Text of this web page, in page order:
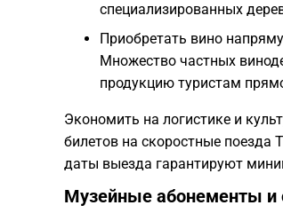
специализированных
Приобретать вино
Множество частных
продукцию туристам
Экономить на логистике и
билетов на скоростные поезда
даты выезда гарантируют
Музейные абонементы и